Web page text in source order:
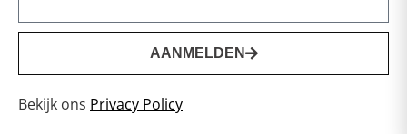
Vormgeving & Techniek:
Voorwaarden
AANMELDEN
Bekijk ons Privacy Policy